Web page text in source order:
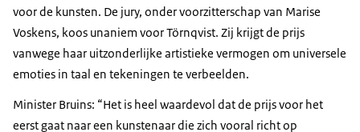
voor de kunsten. De jury, onder voorzitterschap van Marise
Voskens, koos unaniem voor Törnqvist. Zij krijgt de prijs
vanwege haar uitzonderlijke artistieke vermogen om universele
emoties in taal en tekeningen te verbeelden.
Minister Bruins: “Het is heel waardevol dat de prijs voor het
eerst gaat naar een kunstenaar die zich vooral richt op